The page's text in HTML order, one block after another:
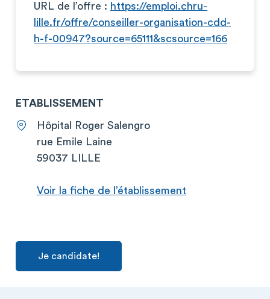
URL de l’offre : https://emploi.chru-
lille.fr/offre/conseiller-organisation-cdd-
h-f-00947?source=65111&scsource=166
ETABLISSEMENT
Hôpital Roger Salengro
rue Emile Laine
59037 LILLE
Voir la fiche de l’établissement
Je candidate!